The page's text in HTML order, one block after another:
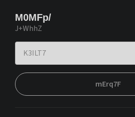
M0MFp/
J+WhhZ
mErq7F